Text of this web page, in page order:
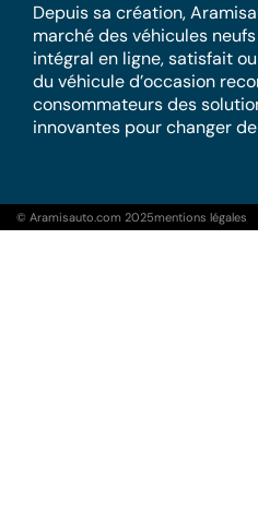
Depuis sa création,
marché des véhicules
intégral en ligne, satisfait
du véhicule d’occasion
consommateurs des
innovantes pour changer
© Aramisauto.com 2025mentions légales